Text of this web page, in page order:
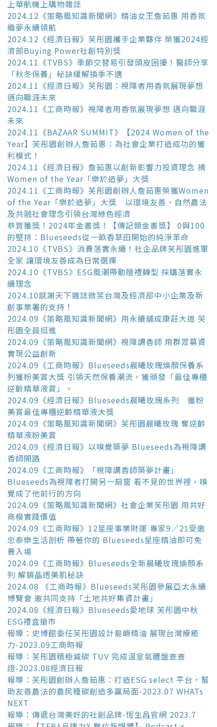
上華航機上購物雜誌
2024.12《策略風知識新聞網》精油女王詹茹惠 用香氛
織夢永續領航
2024.12《經濟日報》芙彤園攜手企業夥伴 榮獲2024經
濟部Buying Power社創特別獎
2024.11《TVBS》季節交替易引發頭皮困擾！醫師分享
「秋冬保養」秘訣緩解換季不適
2024.11《經濟日報》芙彤園：視障者用香氛展現夢想
邁向職涯未來
2024.11《工商時報》視障者用香氛展現夢想 邁向職涯
未來
2024.11《BAZAAR SUMMIT》【2024 Women of the
Year】芙彤園創辦人詹茹惠：為社會企業打造成功的獲
利模式！
2024.11《經濟日報》詹茹惠以創新影響力投資理念 摘
Women of the Year「樂於造夢」大獎
2024.11《工商時報》芙彤園創辦人詹茹惠榮獲Women
of the Year「樂於造夢」大獎 以環境友善、自然農法
及共融社會理念引領台灣綠色經濟
恭賀獲獎！2024年金書獎！【傳記類金書獎】 0與100
的堅持：Blueseeds從一畝香草田開始的純淨革命
2024.10《TVBS》消費落實永續！社企品牌芙彤園進軍
全家 讓環境友善成為日常選擇
2024.10《TVBS》ESG風潮帶動贈禮轉型 採購落實永
續理念
2024.10感謝天下雜誌微笑台灣及經濟部中小企業及新
創事業署的支持！
2024.09《策略風知識新聞網》用永續舖成康莊大道 芙
彤園全員挺進
2024.09《策略風知識新聞網》視障調香師 用群眾募資
實現公益創新
2024.09《工商時報》Blueseeds晨曦玫瑰煥顏保養系
列獲粉美賞大獎 引領天然保養潮流，獲頒發「最佳專櫃
逆齡精華液賞」。
2024.09《經濟日報》Blueseeds晨曦玫瑰系列 獲粉
美賞最佳專櫃逆齡精華液大獎
2024.09《策略風知識新聞網》芙彤園晨曦玫瑰 奪逆齡
精華液粉美賞
2024.09《經濟日報》以嗅覺築夢 Blueseeds為視障調
香師開路
2024.09《工商時報》「視障調香師築夢計畫」
Blueseeds為視障者打開另一扇窗 看不見的世界裡，嗅
覺成了他前行的方向
2024.09《策略風知識新聞網》社會企業芙彤園 用共好
商模實踐價值
2024.09《工商時報》12星座事業財運 專家9／21受邀
忠泰樂生活剖析 帶著你的 Blueseeds星座精油即可免
費入場
2024.09《工商時報》Blueseeds全新晨曦玫瑰煥顏系
列 解鎖晶透美肌秘訣
2024.08 《工商時報》Blueseeds芙彤園參展亞太永續
博覽會 邀共同支持「土地共好集資計畫」
2024.08《經濟日報》Blueseeds愛地球 芙彤園中秋
ESG禮盒搶市
報導：史博館委任芙彤園設計島嶼精油 展現台灣療癒
力-2023.09工商時報
報導：芙彤園積極減碳 TUV 完成溫室氣體盤查查
證-2023.08經濟日報
報導：芙彤園創辦人詹茹惠：打造ESG select 平台，幫
助友善農法的農民種碳創造多贏局面-2023.07 WHATs
NEXT
報導：傳遞台灣美好的社創品牌-恆生昌官網 2023.7